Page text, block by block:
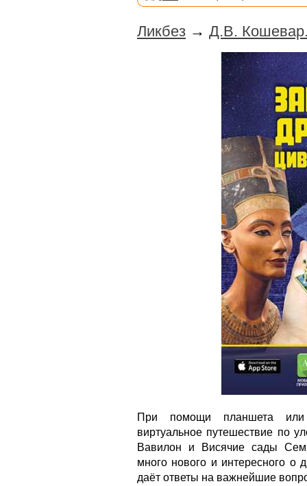
Ликбез → Д.В. Кошевар.
При помощи планшета или
виртуальное путешествие по
Вавилон и Висячие сады
много нового и интересного о
даёт ответы на важнейшие